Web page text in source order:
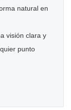
natural en
visión clara y
punto